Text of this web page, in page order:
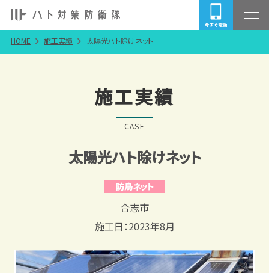
HOME 施工実績 太陽光ハト除けネット
施工実績
CASE
太陽光ハト除けネット
防鳥ネット
合志市
施工日：2023年8月